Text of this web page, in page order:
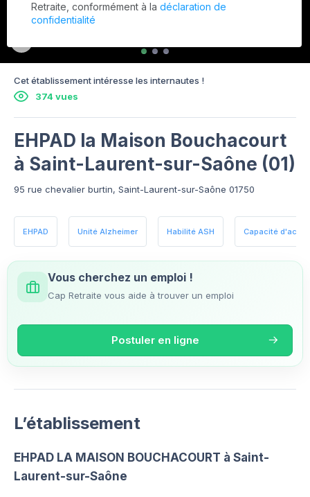
Cet établissement intéresse les internautes !
374 vues
EHPAD la Maison Bouchacourt
à Saint-Laurent-sur-Saône (01)
95 rue chevalier burtin, Saint-Laurent-sur-Saône 01750
EHPAD Unité Alzheimer Habilité ASH Capacité
Vous cherchez un emploi !
Cap Retraite vous aide à trouver un emploi
Postuler en ligne
L’établissement
EHPAD LA MAISON BOUCHACOURT à Saint-
Laurent-sur-Saône
Retraite, conformément à la déclaration de
confidentialité